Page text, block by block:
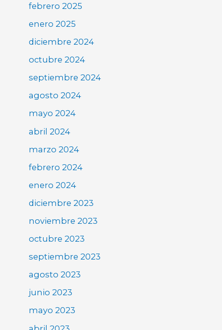
febrero 2025
enero 2025
diciembre 2024
octubre 2024
septiembre 2024
agosto 2024
mayo 2024
abril 2024
marzo 2024
febrero 2024
enero 2024
diciembre 2023
noviembre 2023
octubre 2023
septiembre 2023
agosto 2023
junio 2023
mayo 2023